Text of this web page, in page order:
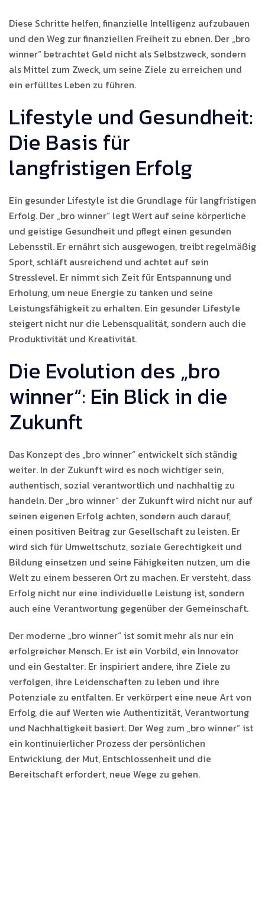
Diese Schritte helfen, finanzielle Intelligenz aufzubauen
und den Weg zur finanziellen Freiheit zu ebnen. Der „bro
winner“ betrachtet Geld nicht als Selbstzweck, sondern
als Mittel zum Zweck, um seine Ziele zu erreichen und
ein erfülltes Leben zu führen.
Lifestyle und Gesundheit:
Die Basis für
langfristigen Erfolg
Ein gesunder Lifestyle ist die Grundlage für langfristigen
Erfolg. Der „bro winner“ legt Wert auf seine körperliche
und geistige Gesundheit und pflegt einen gesunden
Lebensstil. Er ernährt sich ausgewogen, treibt regelmäßig
Sport, schläft ausreichend und achtet auf sein
Stresslevel. Er nimmt sich Zeit für Entspannung und
Erholung, um neue Energie zu tanken und seine
Leistungsfähigkeit zu erhalten. Ein gesunder Lifestyle
steigert nicht nur die Lebensqualität, sondern auch die
Produktivität und Kreativität.
Die Evolution des „bro
winner“: Ein Blick in die
Zukunft
Das Konzept des „bro winner“ entwickelt sich ständig
weiter. In der Zukunft wird es noch wichtiger sein,
authentisch, sozial verantwortlich und nachhaltig zu
handeln. Der „bro winner“ der Zukunft wird nicht nur auf
seinen eigenen Erfolg achten, sondern auch darauf,
einen positiven Beitrag zur Gesellschaft zu leisten. Er
wird sich für Umweltschutz, soziale Gerechtigkeit und
Bildung einsetzen und seine Fähigkeiten nutzen, um die
Welt zu einem besseren Ort zu machen. Er versteht, dass
Erfolg nicht nur eine individuelle Leistung ist, sondern
auch eine Verantwortung gegenüber der Gemeinschaft.
Der moderne „bro winner“ ist somit mehr als nur ein
erfolgreicher Mensch. Er ist ein Vorbild, ein Innovator
und ein Gestalter. Er inspiriert andere, ihre Ziele zu
verfolgen, ihre Leidenschaften zu leben und ihre
Potenziale zu entfalten. Er verkörpert eine neue Art von
Erfolg, die auf Werten wie Authentizität, Verantwortung
und Nachhaltigkeit basiert. Der Weg zum „bro winner“ ist
ein kontinuierlicher Prozess der persönlichen
Entwicklung, der Mut, Entschlossenheit und die
Bereitschaft erfordert, neue Wege zu gehen.